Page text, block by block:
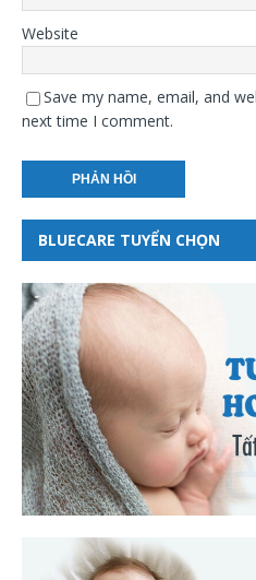
Website
Save my name, email, and
next time I comment.
BLUECARE TUYỂN CHỌN